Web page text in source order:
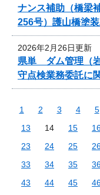
ナンス補助（橋梁
256号）護山橋塗
2026年2月26日更新
県単 ダム管理（
守点検業務委託に
1 2 3 4 5
13
14 15
23
24 25
33
34 35
43
44 45